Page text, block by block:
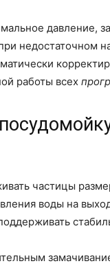
давление,
работы всех
частицы
воды на